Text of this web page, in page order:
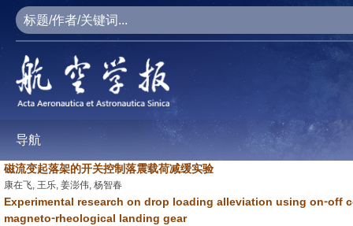
导航
磁流变起落架的开关控制落震载荷减缓实验
康在飞, 王乐, 姜澎伟, 杨智春
Experimental research on drop loading alleviation using on⁃off
magneto⁃rheological landing gear